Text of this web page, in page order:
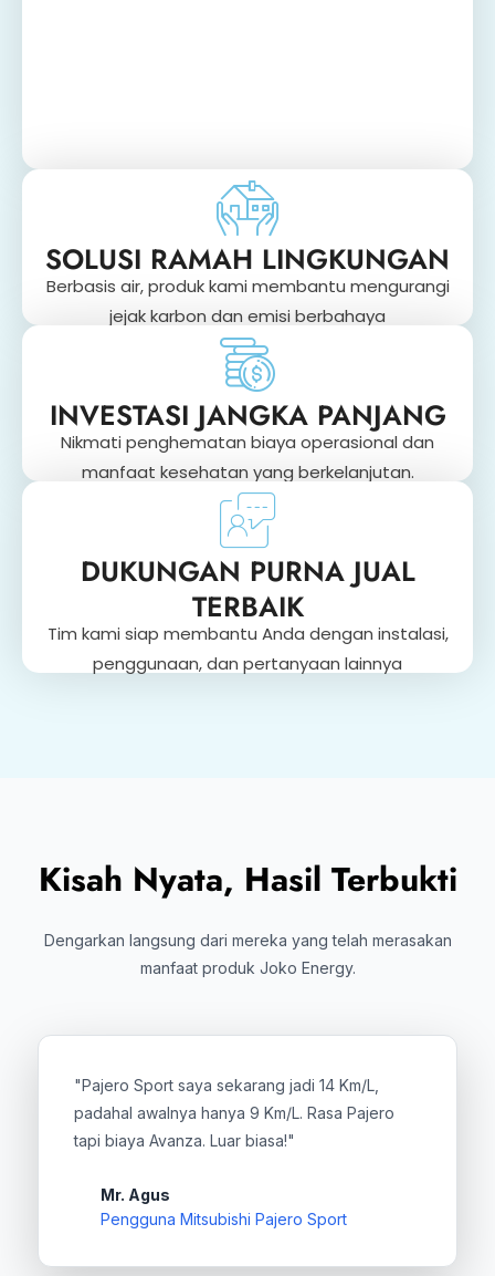
SOLUSI RAMAH LINGKUNGAN
Berbasis air, produk kami membantu mengurangi
jejak karbon dan emisi berbahaya
INVESTASI JANGKA PANJANG
Nikmati penghematan biaya operasional dan
manfaat kesehatan yang berkelanjutan.
DUKUNGAN PURNA JUAL
TERBAIK
Tim kami siap membantu Anda dengan instalasi,
penggunaan, dan pertanyaan lainnya
Kisah Nyata, Hasil Terbukti
Dengarkan langsung dari mereka yang telah merasakan
manfaat produk Joko Energy.
"Pajero Sport saya sekarang jadi 14 Km/L,
padahal awalnya hanya 9 Km/L. Rasa Pajero
tapi biaya Avanza. Luar biasa!"
Mr. Agus
Pengguna Mitsubishi Pajero Sport